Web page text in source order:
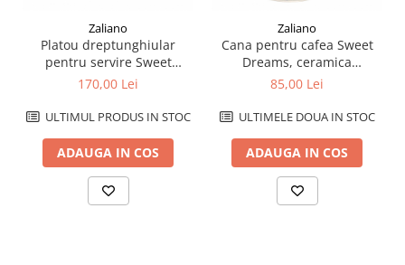
Zaliano
Platou dreptunghiular
pentru servire Sweet
Dreams, ceramica
14,8 x 33,4 cm
170,00 Lei
ULTIMUL PRODUS IN STOC
ADAUGA IN COS
Zaliano
Cana pentru cafea Sweet
Dreams, ceramica
smaltuita, pictata manual,
85,00 Lei
ULTIMELE DOUA IN STOC
ADAUGA IN COS